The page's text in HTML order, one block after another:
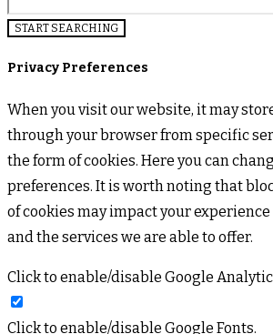
Privacy Preferences
When you visit our website, it may
through your browser from specific
the form of cookies. Here you can
preferences. It is worth noting that
of cookies may impact your
and the services we are able to offer.
Click to enable/disable Google
Click to enable/disable Google Fonts.